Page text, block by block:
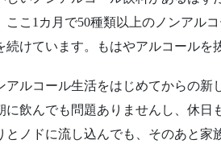
ここ1カ月で50種類以上のノンアル
続けています。もはやアルコールを
アルコール生活をはじめてからの
に飲んでも問題ありませんし、休日
とノドに流し込んでも、そのあと家